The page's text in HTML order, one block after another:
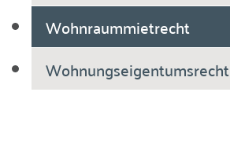
Wohnraummietrecht
Wohnungseigentumsrecht